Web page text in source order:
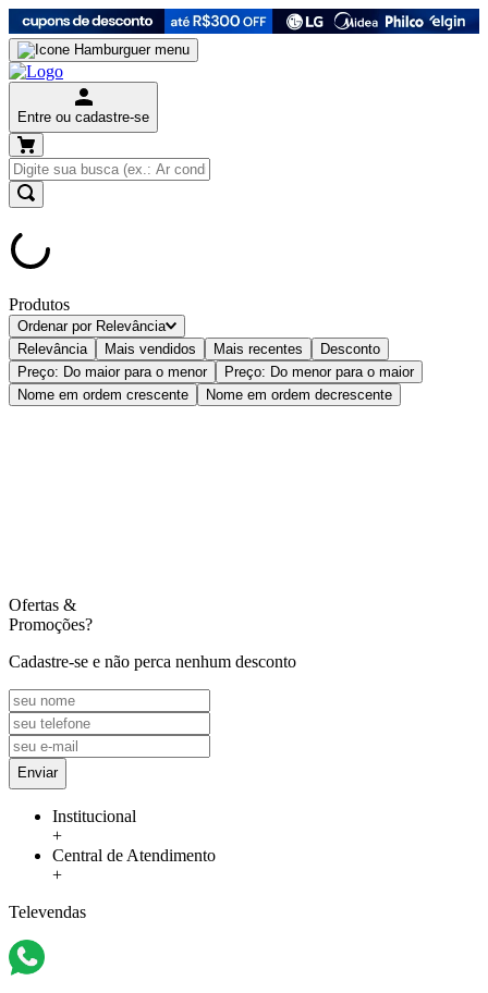
Entre ou cadastre-se
Produtos
Ordenar por Relevância
Relevância
Mais vendidos Mais recentes
Desconto
Preço: Do maior para o menor
Preço: Do menor para o maior
Nome em ordem crescente
Nome em ordem decrescente
Ofertas &
Promoções?
Cadastre-se e não perca nenhum desconto
Enviar
Institucional
+
Central de Atendimento
+
Televendas